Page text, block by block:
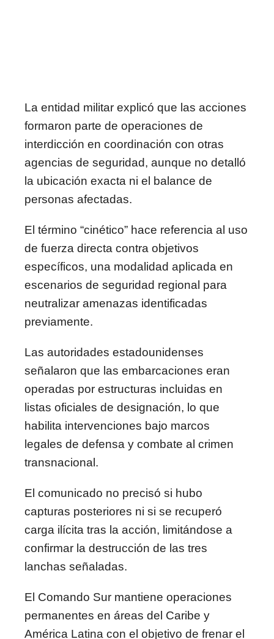
La entidad militar explicó que las acciones
formaron parte de operaciones de
interdicción en coordinación con otras
agencias de seguridad, aunque no detalló
la ubicación exacta ni el balance de
personas afectadas.
El término “cinético” hace referencia al uso
de fuerza directa contra objetivos
específicos, una modalidad aplicada en
escenarios de seguridad regional para
neutralizar amenazas identificadas
previamente.
Las autoridades estadounidenses
señalaron que las embarcaciones eran
operadas por estructuras incluidas en
listas oficiales de designación, lo que
habilita intervenciones bajo marcos
legales de defensa y combate al crimen
transnacional.
El comunicado no precisó si hubo
capturas posteriores ni si se recuperó
carga ilícita tras la acción, limitándose a
confirmar la destrucción de las tres
lanchas señaladas.
El Comando Sur mantiene operaciones
permanentes en áreas del Caribe y
América Latina con el objetivo de frenar el